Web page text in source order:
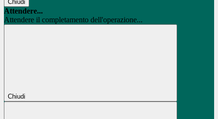
Chiudi
Attendere...
Attendere il completamento dell'operazione...
Chiudi